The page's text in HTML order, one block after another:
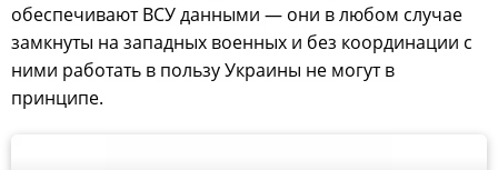
обеспечивают ВСУ данными — они в любом случае
замкнуты на западных военных и без координации с
ними работать в пользу Украины не могут в
принципе.